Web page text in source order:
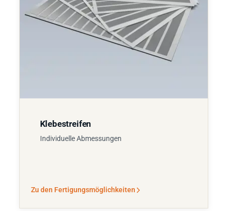
Klebestreifen
Individuelle Abmessungen
Zu den Fertigungsmöglichkeiten